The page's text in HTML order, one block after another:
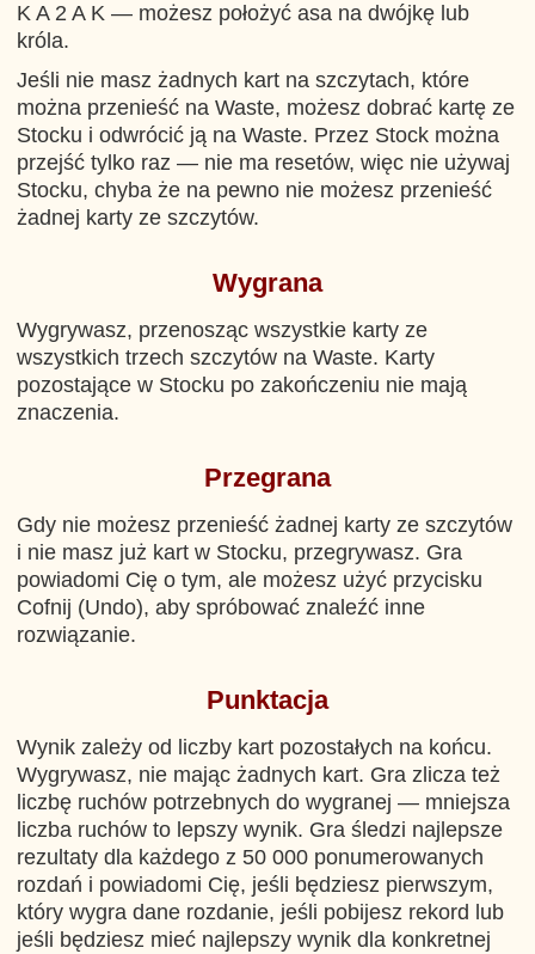
K A 2 A K — możesz położyć asa na dwójkę lub
króla.
Jeśli nie masz żadnych kart na szczytach, które
można przenieść na Waste, możesz dobrać kartę ze
Stocku i odwrócić ją na Waste. Przez Stock można
przejść tylko raz — nie ma resetów, więc nie używaj
Stocku, chyba że na pewno nie możesz przenieść
żadnej karty ze szczytów.
Wygrana
Wygrywasz, przenosząc wszystkie karty ze
wszystkich trzech szczytów na Waste. Karty
pozostające w Stocku po zakończeniu nie mają
znaczenia.
Przegrana
Gdy nie możesz przenieść żadnej karty ze szczytów
i nie masz już kart w Stocku, przegrywasz. Gra
powiadomi Cię o tym, ale możesz użyć przycisku
Cofnij (Undo), aby spróbować znaleźć inne
rozwiązanie.
Punktacja
Wynik zależy od liczby kart pozostałych na końcu.
Wygrywasz, nie mając żadnych kart. Gra zlicza też
liczbę ruchów potrzebnych do wygranej — mniejsza
liczba ruchów to lepszy wynik. Gra śledzi najlepsze
rezultaty dla każdego z 50 000 ponumerowanych
rozdań i powiadomi Cię, jeśli będziesz pierwszym,
który wygra dane rozdanie, jeśli pobijesz rekord lub
jeśli będziesz mieć najlepszy wynik dla konkretnej